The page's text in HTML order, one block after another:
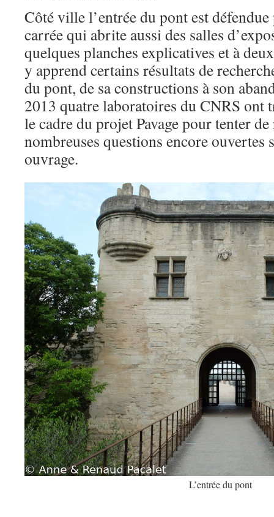
Côté ville l’entrée du pont est
carrée qui abrite aussi des salles
quelques planches explicatives et à
y apprend certains résultats de
du pont, de sa constructions à son
2013 quatre laboratoires du CNRS ont
le cadre du projet Pavage pour tenter
nombreuses questions encore ouvertes
ouvrage.
L’entrée du pont